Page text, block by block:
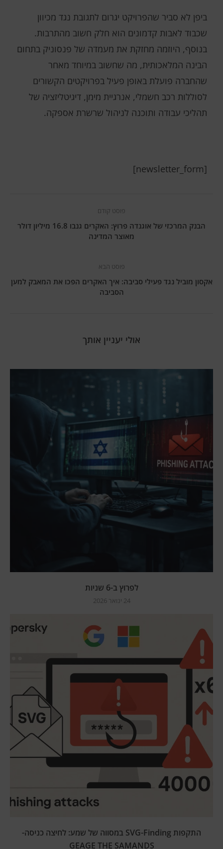
ביפן לא סביר שהפרויקט יגרום לתגובת נגד מכיוון
שכבוד לאבות קדמונים הוא חלק חשוב מהתרבות.
בנוסף, היוזמה מחזקת את מעמדה של פנסוניק בתחום
הבינה המלאכותית, מה שחשוב במיוחד מאחר
שהחברה פועלת באופן פעיל בפרויקטים הקשורים
לסוללות רכב חשמלי, אנרגיית מימן, דיגיטליזציה של
תהליכי עבודה ותוכנה לניהול שרשרת אספקה.
[newsletter_form]
פוסט קודם
הבנק המרכזי של אוגנדה פרוץ: האקרים גנבו 16.8 מיליון דולר
מאוצר המדינה
פוסט הבא
אקסון מוביל נגד פעילי סביבה: איך האקרים הפכו את המאבק למען
הסביבה
אולי יעניין אותך
לפרוץ ב-6 שניות
24 ינואר 2026
התקפות SVG-Finding במסווה של שמע: לחיצה כניסה-
GEAGE THE SAMANDS